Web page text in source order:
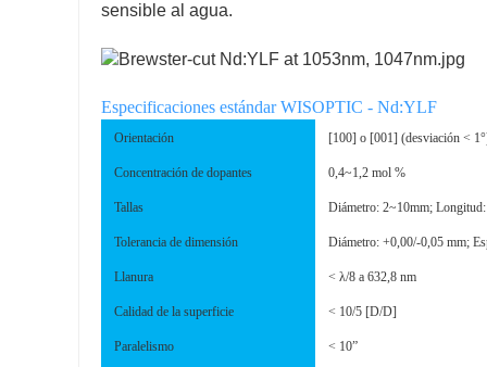
sensible al agua.
Especificaciones estándar WISOPTIC - Nd:YLF
Orientación [100] o [001] (desviación <
Concentración de dopantes 0,4~1,2 mol %
Tallas Diámetro: 2~10mm;
Tolerancia de dimensión Diámetro: +0,00/-0,05 mm;
Llanura < λ/8 a 632,8 nm
Calidad de la superficie < 10/5 [D/D]
Paralelismo < 10”